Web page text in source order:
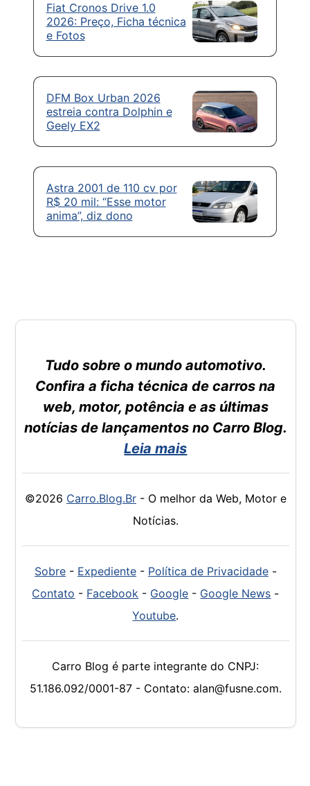
Fiat Cronos Drive 1.0
2026: Preço, Ficha técnica
e Fotos
DFM Box Urban 2026
estreia contra Dolphin e
Geely EX2
Astra 2001 de 110 cv por
R$ 20 mil: “Esse motor
anima”, diz dono
Tudo sobre o mundo automotivo.
Confira a ficha técnica de carros na
web, motor, potência e as últimas
notícias de lançamentos no Carro Blog.
Leia mais
©2026 Carro.Blog.Br- O melhor da Web, Motor e
Notícias.
Sobre- Expediente- Política de Privacidade-
Contato - Facebook - Google - Google News -
Youtube.
Carro Blog é parte integrante do CNPJ:
51.186.092/0001-87 - Contato: alan@fusne.com.